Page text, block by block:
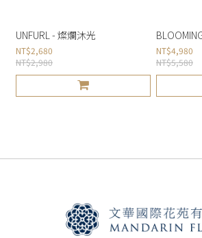
UNFURL - 燦爛沐光
NT$2,680
NT$2,980
NT$4,980
NT$5,580